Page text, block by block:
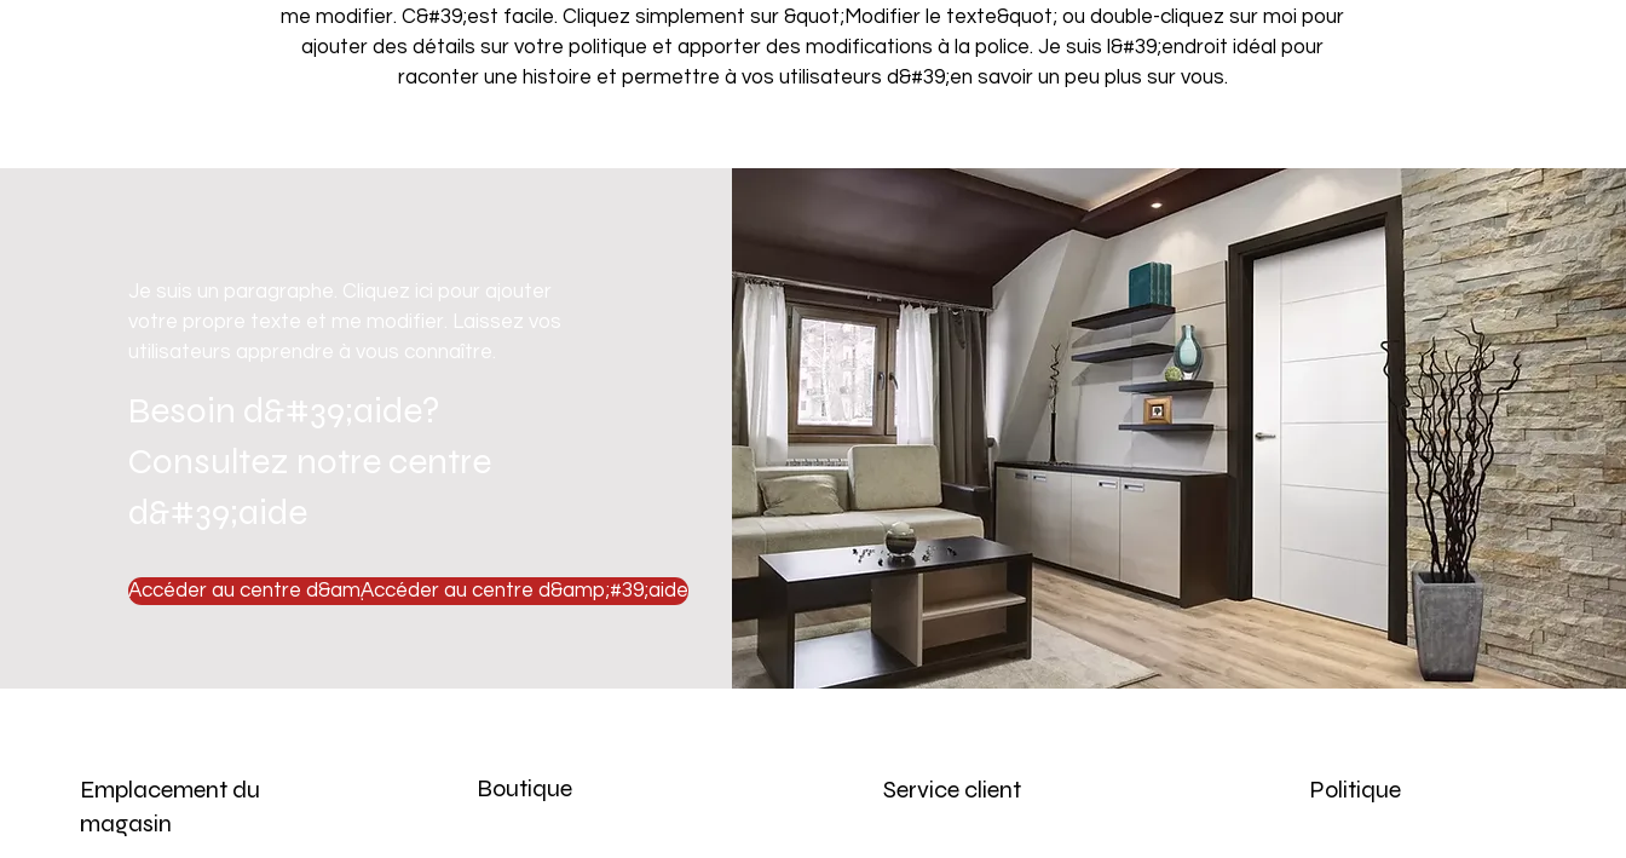
me modifier. C&#39;est facile. Cliquez simplement sur &quot;Modifier le texte&quot; ou double-cliquez sur moi pour
ajouter des détails sur votre politique et apporter des modifications à la police. Je suis l&#39;endroit idéal pour
raconter une histoire et permettre à vos utilisateurs d&#39;en savoir un peu plus sur vous.
Je suis un paragraphe. Cliquez ici pour ajouter
votre propre texte et me modifier. Laissez vos
utilisateurs apprendre à vous connaître.
Besoin d&#39;aide?
Consultez notre centre
d&#39;aide
Accéder au centre d&amp;#39;aideAccéder au centre d&amp;#39;aide
Emplacement du
magasin
Boutique Service client Politique